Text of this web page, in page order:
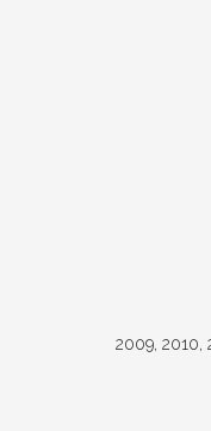
2009, 2010,